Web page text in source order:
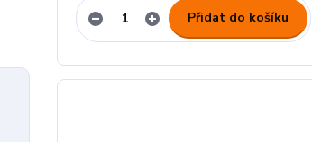
Přidat do košíku